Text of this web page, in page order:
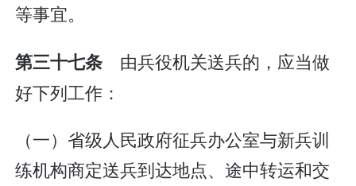
等事宜。
第三十七条 由兵役机关送兵的，应当做
好下列工作：
（一）省级人民政府征兵办公室与新兵训
练机构商定送兵到达地点、途中转运和交